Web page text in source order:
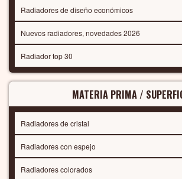
Radiadores de diseño económicos
Nuevos radiadores, novedades 2026
Radiador top 30
MATERIA PRIMA /
Radiadores de cristal
Radiadores con espejo
Radiadores colorados